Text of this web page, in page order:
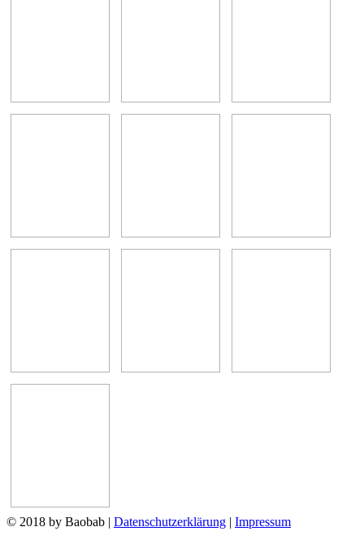
© 2018 by Baobab | Datenschutzerklärung | Impressum